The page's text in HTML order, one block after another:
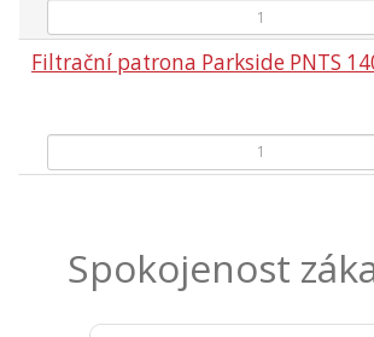
Filtrační patrona Parkside PNTS
Spokojenost